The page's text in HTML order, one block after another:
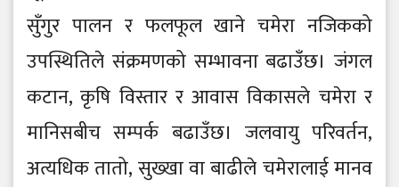
सुँगुर पालन र फलफूल खाने चमेरा नजिकको
उपस्थितिले संक्रमणको सम्भावना बढाउँछ। जंगल
कटान, कृषि विस्तार र आवास विकासले चमेरा र
मानिसबीच सम्पर्क बढाउँछ। जलवायु परिवर्तन,
अत्यधिक तातो, सुख्खा वा बाढीले चमेरालाई मानव